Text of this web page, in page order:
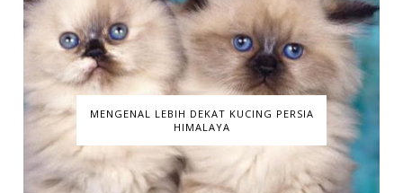
MENGENAL LEBIH DEKAT KUCING PERSIA
HIMALAYA